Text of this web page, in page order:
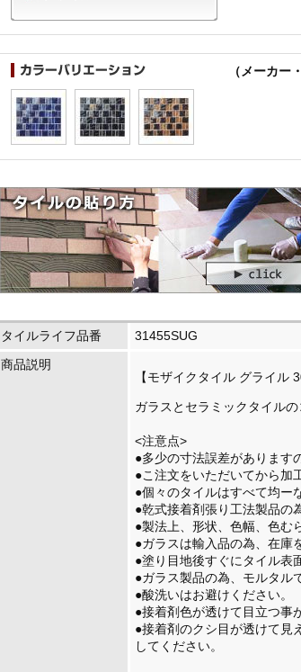
（メーカー
タイルライフ品番
31455SUG
商品説明
【モザイクタイル グライル
ガラスとセラミックタイルの
<注意点>
●多少の寸法誤差があります
●こ注文をいただいてから加
●個々のタイルはすべて均ー
●乾式接着剤張り工法製品の
●製法上、形状、色幅、色む
●ガラスは輸入品の為、在庫
●塗り目地後すぐにタイル表
●ガラス製品の為、モルタル
●酸洗いはお避けください。
●接着剤色が透けて目立つ事
●接着剤のクシ目が透けて見
してください。